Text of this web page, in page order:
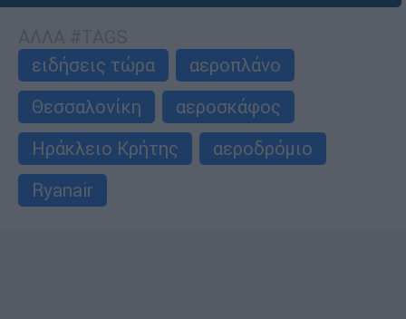
ειδήσεις τώρα
αεροπλάνο
Θεσσαλονίκη
αεροσκάφος
Ηράκλειο Κρήτης
αεροδρόμιο
Ryanair